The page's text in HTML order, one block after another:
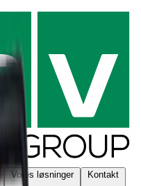
Vores løsninger Kontakt